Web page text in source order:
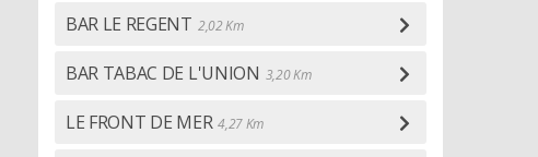
BAR LE REGENT 2,02 Km
BAR TABAC DE L'UNION 3,20 Km
LE FRONT DE MER 4,27 Km